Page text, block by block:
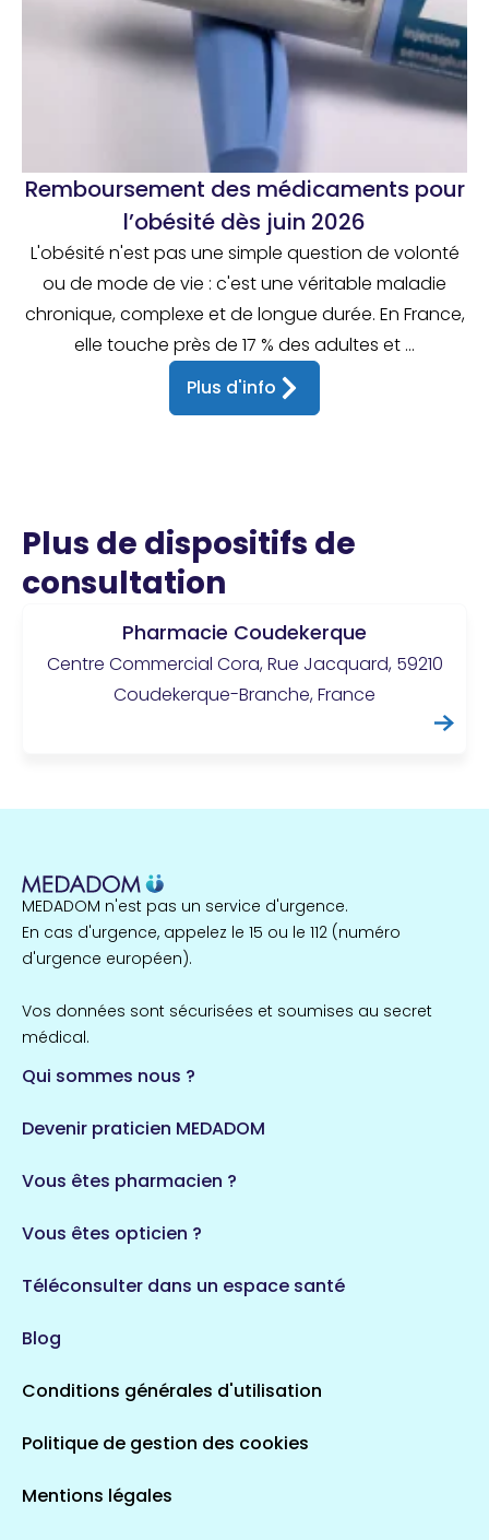
Remboursement des médicaments pour
l’obésité dès juin 2026
L'obésité n'est pas une simple question de volonté
ou de mode de vie : c'est une véritable maladie
chronique, complexe et de longue durée. En France,
elle touche près de 17 % des adultes et ...
Plus d'info
Plus de dispositifs de
consultation
Pharmacie Coudekerque
Centre Commercial Cora, Rue Jacquard, 59210
Coudekerque-Branche, France
MEDADOM n'est pas un service d'urgence.
En cas d'urgence, appelez le 15 ou le 112 (numéro
d'urgence européen).
Vos données sont sécurisées et soumises au secret
médical.
Qui sommes nous ?
Devenir praticien MEDADOM
Vous êtes pharmacien ?
Vous êtes opticien ?
Téléconsulter dans un espace santé
Blog
Conditions générales d'utilisation
Politique de gestion des cookies
Mentions légales